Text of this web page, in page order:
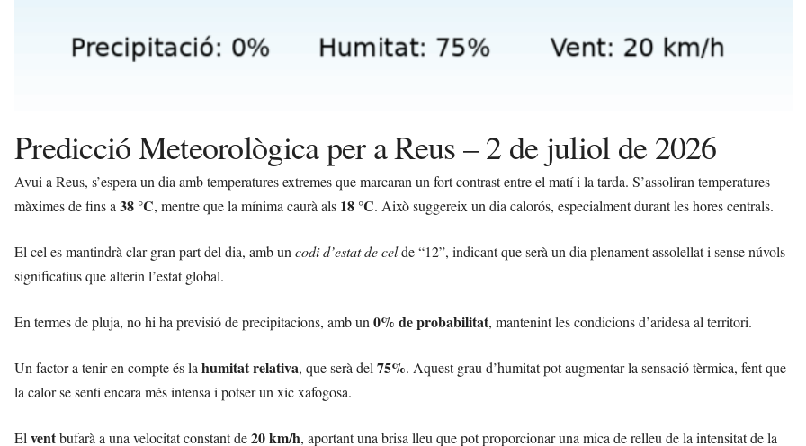
Predicció Meteorològica per a Reus – 2 de juliol de 2026
Avui a Reus, s’espera un dia amb temperatures extremes que marcaran un fort contrast entre el matí i la tarda. S’assoliran temperatures
màximes de fins a 38 °C, mentre que la mínima caurà als 18 °C. Això suggereix un dia calorós, especialment durant les hores centrals.
El cel es mantindrà clar gran part del dia, amb un codi d’estat de celde “12”, indicant que serà un dia plenament assolellat i sense núvols
significatius que alterin l’estat global.
En termes de pluja, no hi ha previsió de precipitacions, amb un 0% de probabilitat, mantenint les condicions d’aridesa al territori.
Un factor a tenir en compte és la humitat relativa, que serà del 75%. Aquest grau d’humitat pot augmentar la sensació tèrmica, fent que
la calor se senti encara més intensa i potser un xic xafogosa.
El ventbufarà a una velocitat constant de20 km/h, aportant una brisa lleu que pot proporcionar una mica de relleu de la intensitat de la